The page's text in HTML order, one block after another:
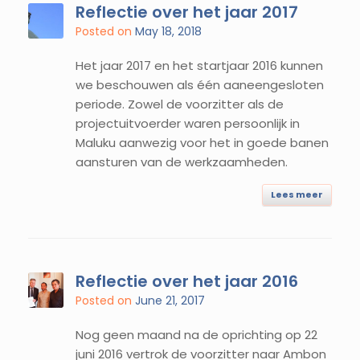
Reflectie over het jaar 2017
Posted on May 18, 2018
Het jaar 2017 en het startjaar 2016 kunnen
we beschouwen als één aaneengesloten
periode. Zowel de voorzitter als de
projectuitvoerder waren persoonlijk in
Maluku aanwezig voor het in goede banen
aansturen van de werkzaamheden.
Lees meer
Reflectie over het jaar 2016
Posted on June 21, 2017
Nog geen maand na de oprichting op 22
juni 2016 vertrok de voorzitter naar Ambon